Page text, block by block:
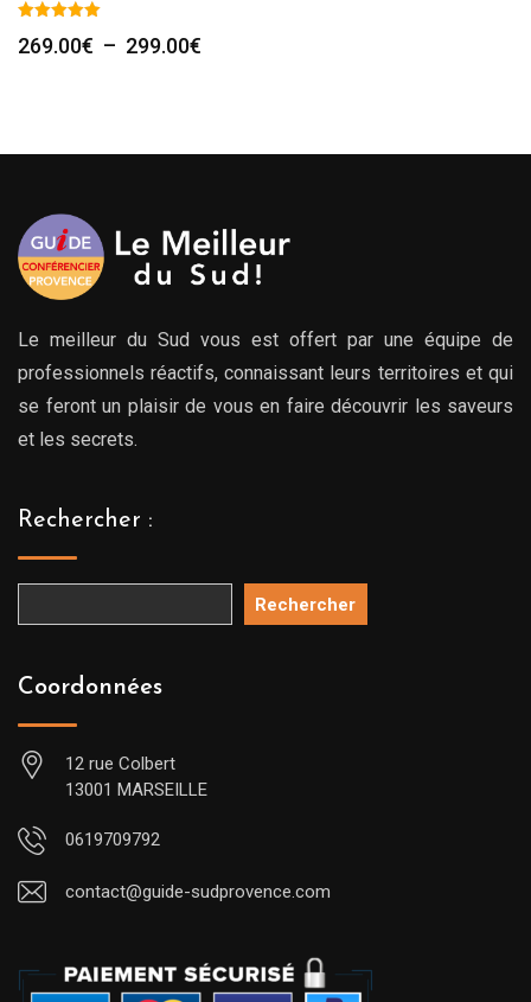
269.00€ – 299.00€
à
Le meilleur du Sud vous est offert par une équipe de
professionnels réactifs, connaissant leurs territoires et qui
se feront un plaisir de vous en faire découvrir les saveurs
et les secrets.
Rechercher :
Rechercher
Coordonnées
12 rue Colbert
13001 MARSEILLE
0619709792
contact@guide-sudprovence.com